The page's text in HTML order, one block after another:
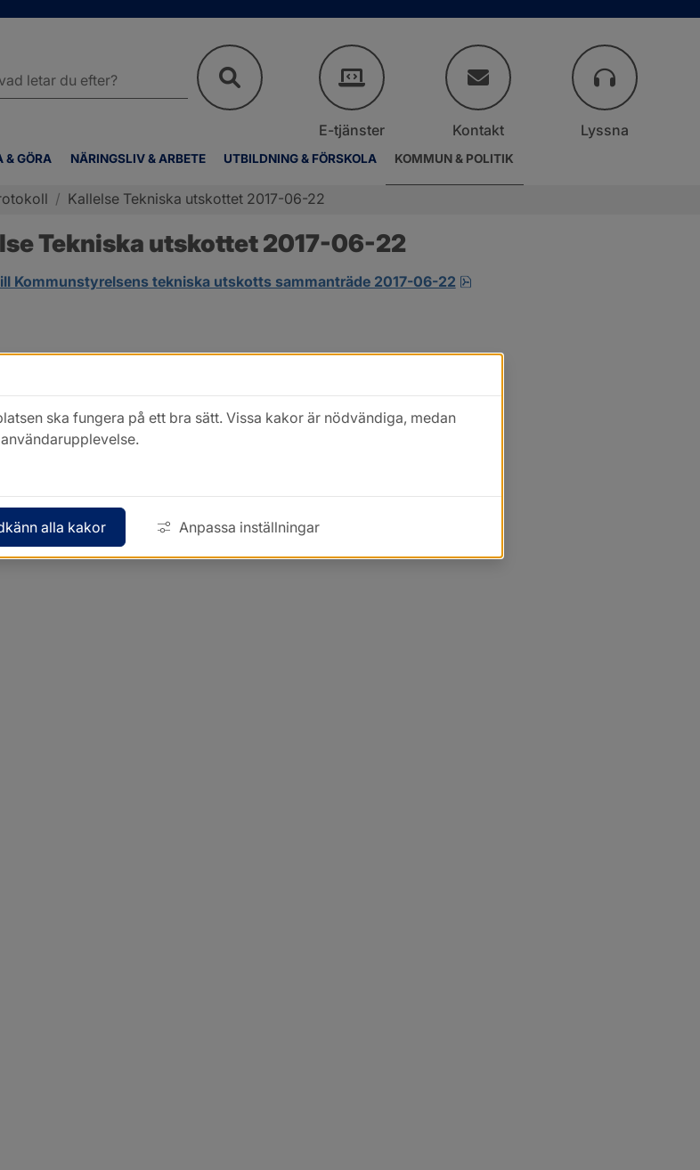
& GÖRA NÄRINGSLIV & ARBETE UTBILDNING & FÖRSKOLA KOMMUN & POLITIK
E-tjänster Kontakt Lyssna
/ Kallelse Tekniska utskottet 2017-06-22
Tekniska utskottet 2017-06-22
Kommunstyrelsens tekniska utskotts sammanträde 2017-06-22 pdf.
ska fungera på ett bra sätt. Vissa kakor är nödvändiga, medan
alla kakor Anpassa inställningar